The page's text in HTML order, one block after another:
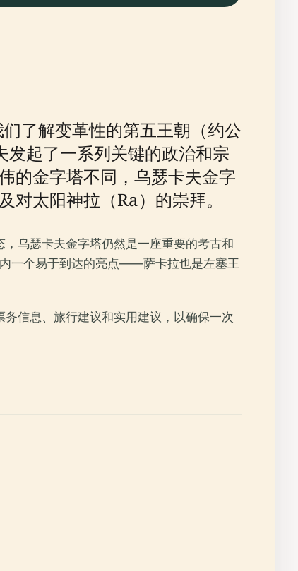
了解变革性的第五王朝（约公
发起了一系列关键的政治和宗
的金字塔不同，乌瑟卡夫金字
太阳神拉（Ra）的崇拜。
乌瑟卡夫金字塔仍然是一座重要的考古和
一个易于到达的亮点——萨卡拉也是左塞王
信息、旅行建议和实用建议，以确保一次